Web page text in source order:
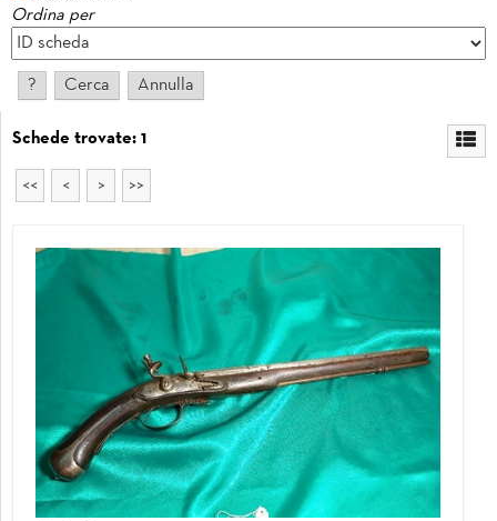
Ordina per
Schede trovate: 1
<< < > >>